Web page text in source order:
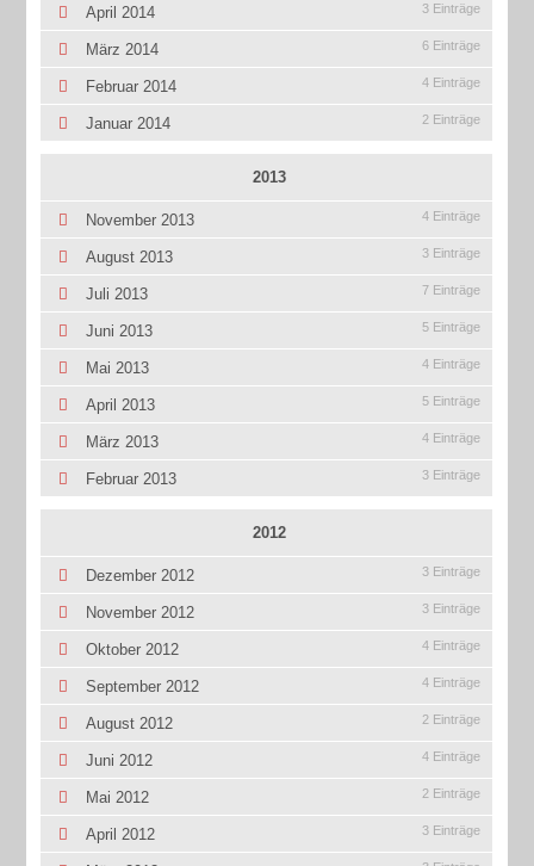
April 2014 3 Einträge
März 2014 6 Einträge
Februar 2014 4 Einträge
Januar 2014 2 Einträge
2013
November 2013 4 Einträge
August 2013 3 Einträge
Juli 2013 7 Einträge
Juni 2013 5 Einträge
Mai 2013 4 Einträge
April 2013 5 Einträge
März 2013 4 Einträge
Februar 2013 3 Einträge
2012
Dezember 2012 3 Einträge
November 2012 3 Einträge
Oktober 2012 4 Einträge
September 2012 4 Einträge
August 2012 2 Einträge
Juni 2012 4 Einträge
Mai 2012 2 Einträge
April 2012 3 Einträge